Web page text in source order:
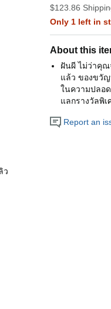
$123.86
Only 1 left in
About this
ฝันผี ไม่ว่าคุณ
แล้ว ของขวัญ
ในความปลอ
แลกรางวัลพิเ
Report an